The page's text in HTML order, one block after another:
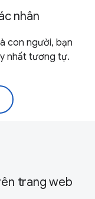
nhân
con người, bạn
nhất tương tự.
trang web